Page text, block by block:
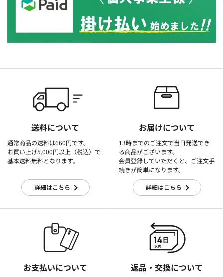
送料について
通常商品の送料は660円です。
お買い上げ5,000円以上（税込）で
基本送料無料となります。
詳細はこちら
お届けについて
13時までのご注文で当日発送でき
る商品がございます。
会員登録していただくと、ご注文手
続きが簡単になります。
詳細はこちら
お支払いについて 返品・交換について